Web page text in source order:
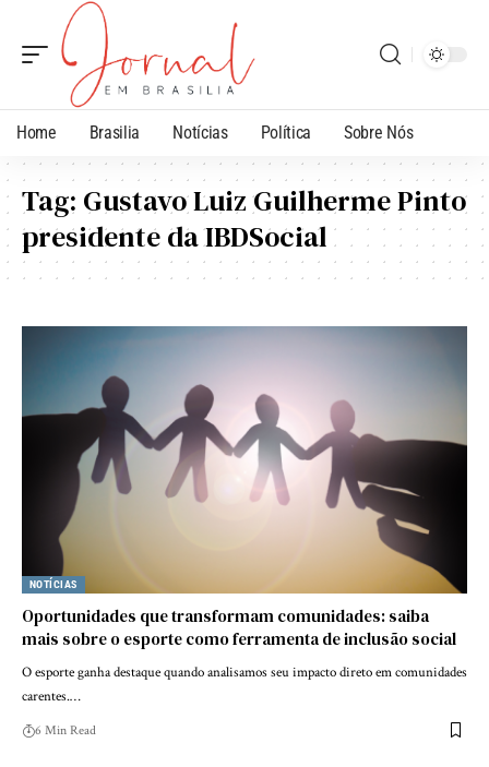
Home Brasilia Notícias Política Sobre Nós
Tag: Gustavo Luiz Guilherme Pinto
presidente da IBDSocial
NOTÍCIAS
Oportunidades que transformam comunidades: saiba
mais sobre o esporte como ferramenta de inclusão social
O esporte ganha destaque quando analisamos seu impacto direto em comunidades
carentes.…
6 Min Read